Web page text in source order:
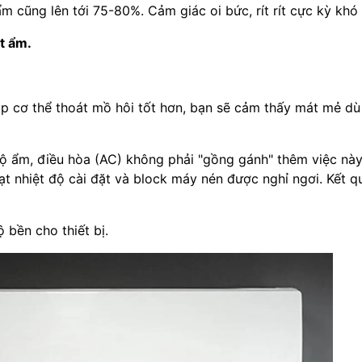
cũng lên tới 75-80%. Cảm giác oi bức, rít rít cực kỳ khó
ẩm.
cơ thể thoát mồ hôi tốt hơn, bạn sẽ cảm thấy mát mẻ dù
ẩm, điều hòa (AC) không phải "gồng gánh" thêm việc
nhiệt độ cài đặt và block máy nén được nghỉ ngơi. Kết
bền cho thiết bị.